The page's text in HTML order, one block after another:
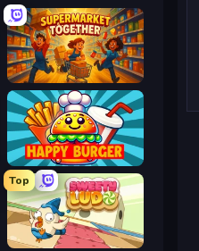
Supermarket Together
Happy Burger
Top
Sweety Ludo